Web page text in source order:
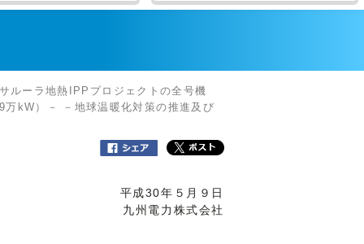
ルーラ地熱IPPプロジェクトの全号機
kW）－ －地球温暖化対策の推進及び
平成30年５月９日
九州電力株式会社